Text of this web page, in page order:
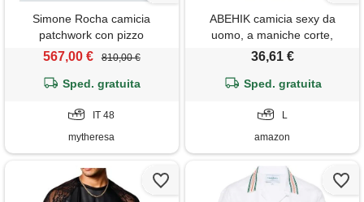
Simone Rocha camicia
patchwork con pizzo
567,00 € 810,00 €
Sped. gratuita
IT 48
mytheresa
ABEHIK camicia sexy da
uomo, a maniche corte,
trasparente, per carnevale,
anni '70, 80, nero , l
36,61 €
Sped. gratuita
L
amazon